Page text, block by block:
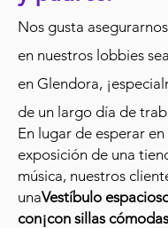
Nos gusta
en nuestros lobbies
en Glendora,
de un largo día de
En lugar de esperar
exposición de una
música, nuestros
unaVestíbulo
con¡con sillas